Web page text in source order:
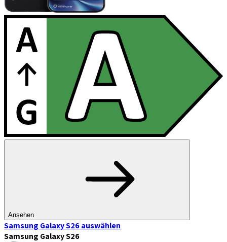
Ansehen
Samsung Galaxy S26auswählen
Samsung Galaxy S26